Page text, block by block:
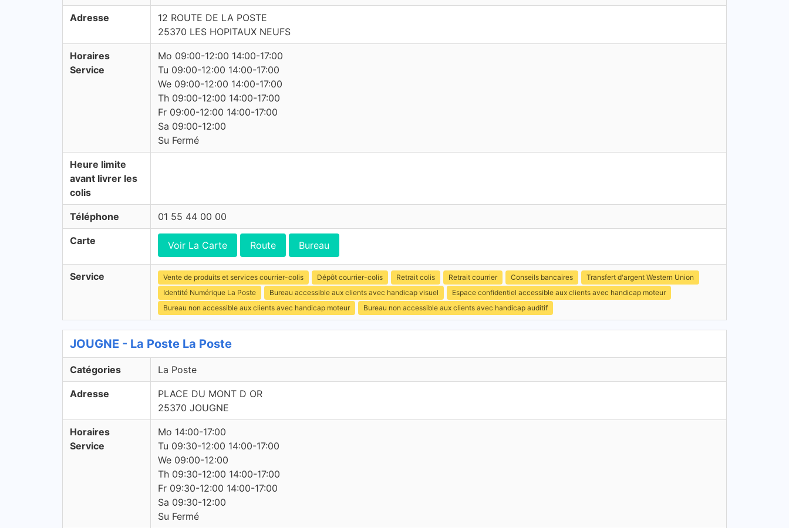
Adresse
12 ROUTE DE LA POSTE
25370 LES HOPITAUX NEUFS
Horaires
Service
Mo 09:00-12:00 14:00-17:00
Tu 09:00-12:00 14:00-17:00
We 09:00-12:00 14:00-17:00
Th 09:00-12:00 14:00-17:00
Fr 09:00-12:00 14:00-17:00
Sa 09:00-12:00
Su Fermé
Heure limite
avant livrer les
colis
Téléphone 01 55 44 00 00
Carte Voir La Carte Route Bureau
Service Vente de produits et services courrier-colis Dépôt courrier-colis Retrait colis Retrait courrier Conseils bancaires
Transfert d'argent Western Union
Identité Numérique La Poste
Bureau accessible aux clients avec handicap visuel
Espace confidentiel accessible aux clients avec handicap moteur
Bureau non accessible aux clients avec handicap moteur
Bureau non accessible aux clients avec handicap auditif
JOUGNE - La Poste La Poste
Catégories La Poste
Adresse
PLACE DU MONT D OR
25370 JOUGNE
Horaires
Service
Mo 14:00-17:00
Tu 09:30-12:00 14:00-17:00
We 09:00-12:00
Th 09:30-12:00 14:00-17:00
Fr 09:30-12:00 14:00-17:00
Sa 09:30-12:00
Su Fermé